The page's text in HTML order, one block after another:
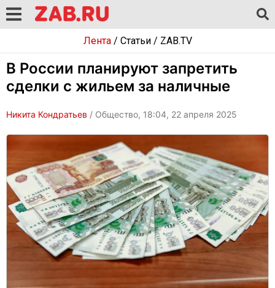
Лента/ Статьи/ ZAB.TV
В России планируют запретить
сделки с жильем за наличные
Никита Кондратьев / Общество, 18:04, 22 апреля 2025